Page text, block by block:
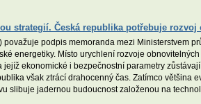
strategií. Česká republika potřebuje
podpis memoranda mezi Ministerstvem
energetiky. Místo urychlení rozvoje
ekonomické i bezpečnostní parametry zůstávají
však ztrácí drahocenný čas. Zatímco většina
slibuje jadernou budoucnost založenou na